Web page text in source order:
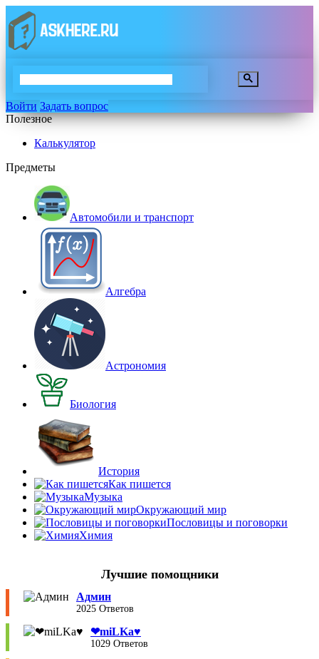
Войти Задать вопрос
Полезное
Калькулятор
Предметы
Автомобили и транспорт
Алгебра
Астрономия
Биология
История
Как пишется
Музыка
Окружающий мир
Пословицы и поговорки
Химия
Лучшие помощники
Админ
2025 Ответов
❤︎miLKa♥︎
1029 Ответов